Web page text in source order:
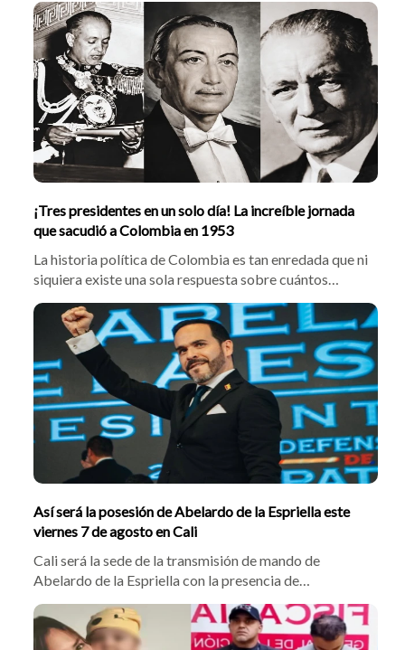
¡Tres presidentes en un solo día! La increíble jornada
que sacudió a Colombia en 1953
La historia política de Colombia es tan enredada que ni
siquiera existe una sola respuesta sobre cuántos
presidentes ha tenido el país. Un insólito episodio de
1953 ayuda a entender por qué la cuenta todavía
genera confusión.
Así será la posesión de Abelardo de la Espriella este
viernes 7 de agosto en Cali
Cali será la sede de la transmisión de mando de
Abelardo de la Espriella con la presencia de
delegaciones de España, EE. UU. y la región. El acto no
contará con la asistencia del mandatario saliente
Gustavo Petro ni de los expresidentes Santos y